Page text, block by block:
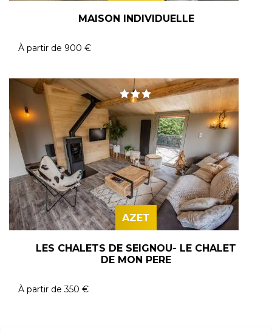
MAISON INDIVIDUELLE
À partir de 900 €
AZET
LES CHALETS DE SEIGNOU- LE CHALET
DE MON PERE
À partir de350 €